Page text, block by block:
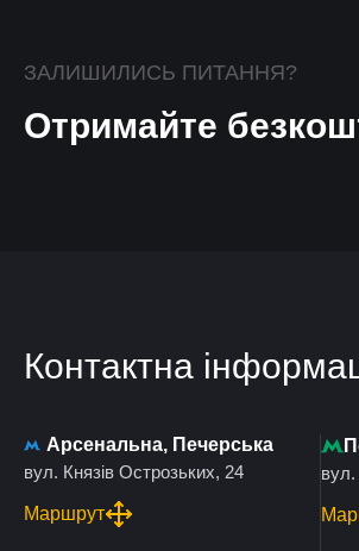
ЗАЛИШИЛИСЬ ПИТАННЯ?
Отримайте
Контактна
Арсенальна, Печерська
вул. Князів Острозьких, 24
Маршрут